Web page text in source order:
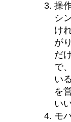
操
シ
け
が
だ
で
い
を
い
モ